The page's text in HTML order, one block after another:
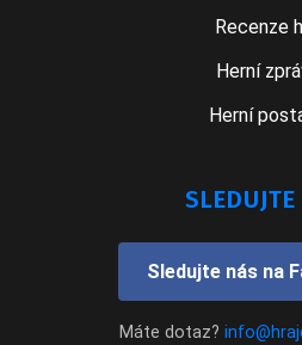
Recenze
Herní
Herní
Sledujte nás na
Máte dotaz?